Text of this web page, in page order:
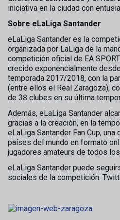
iniciativa en la ciudad con
Sobre eLaLiga Santander
eLaLiga Santander es la
organizada por LaLiga de la
competición oficial de EA
crecido exponencialmente
temporada 2017/2018, con la
(entre ellos el Real Zaragoza),
de 38 clubes en su última
Además, eLaLiga Santander
gracias a la creación, en la
eLaLiga Santander Fan Cup,
países del mundo en formato
jugadores amateurs de todos
eLaLiga Santander puede
sociales de la competición: